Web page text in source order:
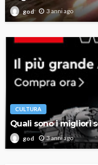
god 3 anni ago
CULTURA
Quali sono i migliori
god 3 anni ago